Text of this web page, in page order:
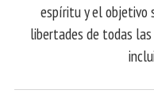
espíritu y el objetivo
libertades de todas